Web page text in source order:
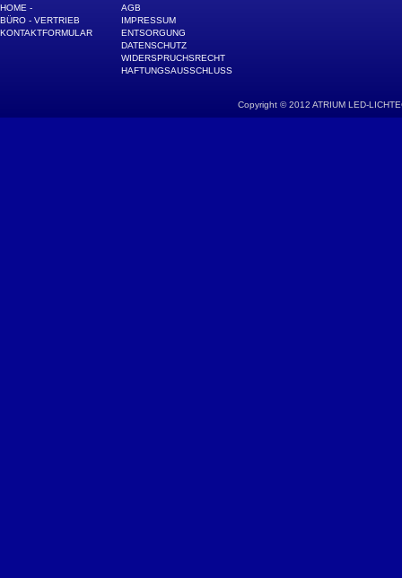
HOME -
BÜRO - VERTRIEB
KONTAKTFORMULAR
AGB
IMPRESSUM
ENTSORGUNG
DATENSCHUTZ
WIDERSPRUCHSRECHT
HAFTUNGSAUSSCHLUSS
Copyright © 2012 ATRIUM LED-